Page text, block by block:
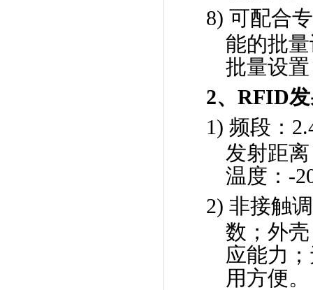
8) 可配合
能的批
批量设
2、 RFID
1) 频段：
发射距
温度： -
2) 非接触
数；外
应能力
用方便。